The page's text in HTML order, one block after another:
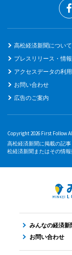
高松経済新聞について
プレスリリース・情
アクセスデータの利
お問い合わせ
広告のご案内
Copyright 2026 First Follow
高松経済新聞に掲載の記
松経済新聞またはその情報
みんなの経済新
お問い合わせ